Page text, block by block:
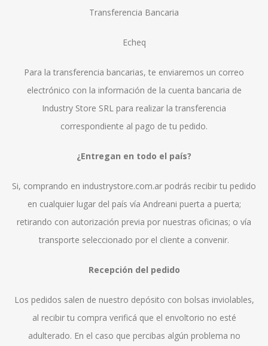
Transferencia Bancaria
Echeq
Para la transferencia bancarias, te enviaremos un correo
electrónico con la información de la cuenta bancaria de
Industry Store SRL para realizar la transferencia
correspondiente al pago de tu pedido.
¿Entregan en todo el país?
Si, comprando en industrystore.com.ar podrás recibir tu pedido
en cualquier lugar del país vía Andreani puerta a puerta;
retirando con autorización previa por nuestras oficinas; o vía
transporte seleccionado por el cliente a convenir.
Recepción del pedido
Los pedidos salen de nuestro depósito con bolsas inviolables,
al recibir tu compra verificá que el envoltorio no esté
adulterado. En el caso que percibas algún problema no